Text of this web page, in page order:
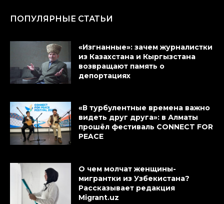
ПОПУЛЯРНЫЕ СТАТЬИ
«Изгнанные»: зачем журналистки
из Казахстана и Кыргызстана
возвращают память о
депортациях
«В турбулентные времена важно
видеть друг друга»: в Алматы
прошёл фестиваль CONNECT FOR
PEACE
О чем молчат женщины-
мигрантки из Узбекистана?
Рассказывает редакция
Migrant.uz